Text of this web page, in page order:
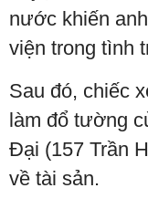
nước khiến
viện trong tình
Sau đó, chiếc
làm đổ tường
Đại (157 Trần
về tài sản.